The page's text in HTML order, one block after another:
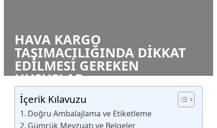
HAVA KARGO
TAŞIMACILIĞINDA DIKKAT
EDILMESI GEREKEN
HUSUSLAR
İçerik Kılavuzu
Doğru Ambalajlama ve Etiketleme
Gümrük Mevzuatı ve Belgeler